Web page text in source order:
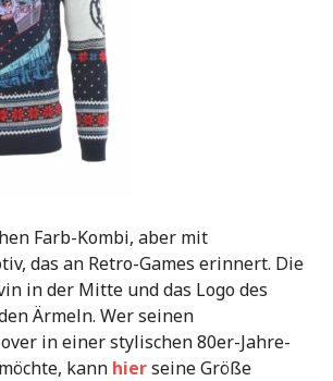
Farb-Kombi, aber mit
das an Retro-Games erinnert. Die
in der Mitte und das Logo des
Ärmeln. Wer seinen
in einer stylischen 80er-Jahre-
kann hierseine Größe